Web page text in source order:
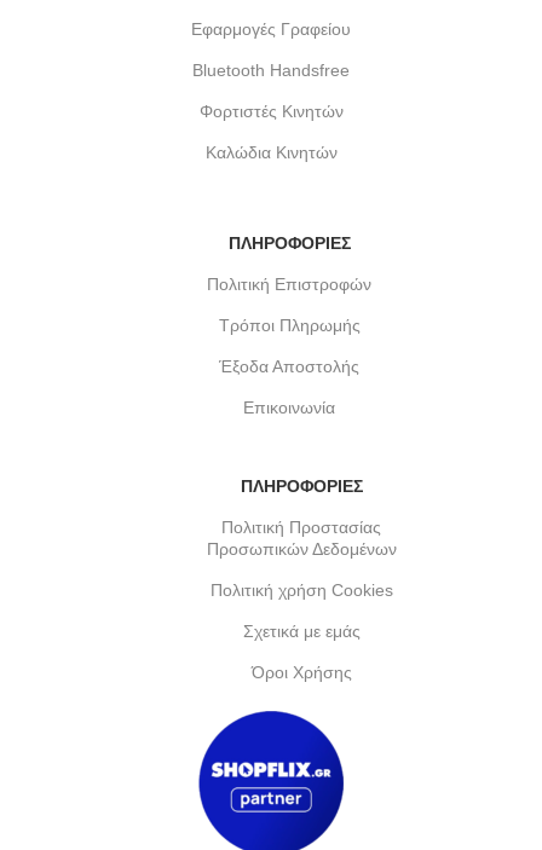
Εφαρμογές Γραφείου
Bluetooth Handsfree
Φορτιστές Κινητών
Καλώδια Κινητών
ΠΛΗΡΟΦΟΡΙΕΣ
Πολιτική Επιστροφών
Τρόποι Πληρωμής
Έξοδα Αποστολής
Επικοινωνία
ΠΛΗΡΟΦΟΡΙΕΣ
Πολιτική Προστασίας
Προσωπικών Δεδομένων
Πολιτική χρήση Cookies
Σχετικά με εμάς
Όροι Χρήσης